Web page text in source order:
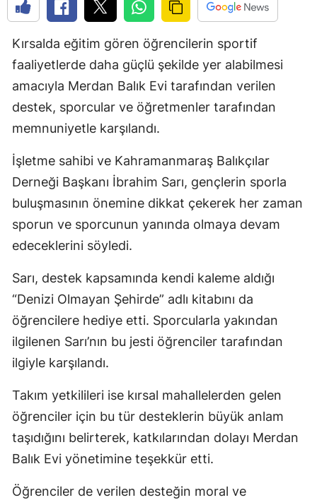
Kırsalda eğitim gören öğrencilerin sportif
faaliyetlerde daha güçlü şekilde yer alabilmesi
amacıyla Merdan Balık Evi tarafından verilen
destek, sporcular ve öğretmenler tarafından
memnuniyetle karşılandı.
İşletme sahibi ve Kahramanmaraş Balıkçılar
Derneği Başkanı İbrahim Sarı, gençlerin sporla
buluşmasının önemine dikkat çekerek her zaman
sporun ve sporcunun yanında olmaya devam
edeceklerini söyledi.
Sarı, destek kapsamında kendi kaleme aldığı
“Denizi Olmayan Şehirde” adlı kitabını da
öğrencilere hediye etti. Sporcularla yakından
ilgilenen Sarı’nın bu jesti öğrenciler tarafından
ilgiyle karşılandı.
Takım yetkilileri ise kırsal mahallelerden gelen
öğrenciler için bu tür desteklerin büyük anlam
taşıdığını belirterek, katkılarından dolayı Merdan
Balık Evi yönetimine teşekkür etti.
Öğrenciler de verilen desteğin moral ve